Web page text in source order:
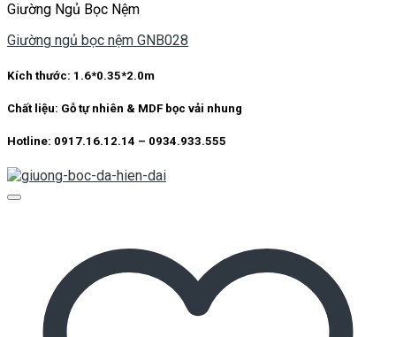
Giường Ngủ Bọc Nệm
Giường ngủ bọc nệm GNB028
Kích thước: 1.6*0.35*2.0m
Chất liệu: Gỗ tự nhiên & MDF bọc vải nhung
Hotline: 0917.16.12.14 – 0934.933.555